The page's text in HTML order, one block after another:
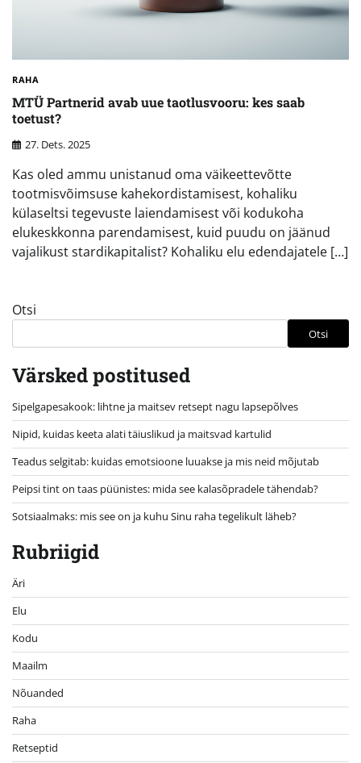
RAHA
MTÜ Partnerid avab uue taotlusvooru: kes saab
toetust?
27. Dets. 2025
Kas oled ammu unistanud oma väikeettevõtte
tootmisvõimsuse kahekordistamisest, kohaliku
külaseltsi tegevuste laiendamisest või kodukoha
elukeskkonna parendamisest, kuid puudu on jäänud
vajalikust stardikapitalist? Kohaliku elu edendajatele […]
Otsi
Otsi
Värsked postitused
Sipelgapesakook: lihtne ja maitsev retsept nagu lapsepõlves
Nipid, kuidas keeta alati täiuslikud ja maitsvad kartulid
Teadus selgitab: kuidas emotsioone luuakse ja mis neid mõjutab
Peipsi tint on taas püünistes: mida see kalasõpradele tähendab?
Sotsiaalmaks: mis see on ja kuhu Sinu raha tegelikult läheb?
Rubriigid
Äri
Elu
Kodu
Maailm
Nõuanded
Raha
Retseptid